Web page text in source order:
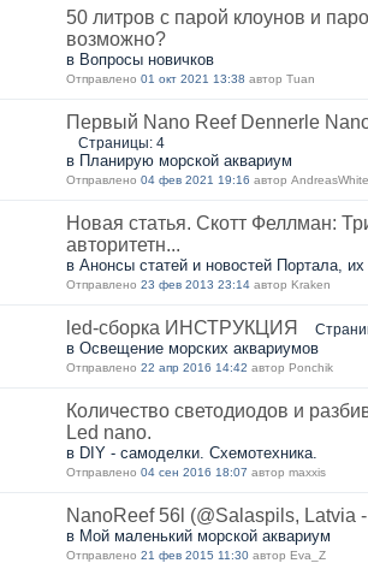
50 литров с парой клоунов и
возможно?
в Вопросы новичков
Отправлено 01 окт 2021 13:38 автор Tuan
Первый Nano Reef Dennerle
Страницы: 4
в Планирую морской аквариум
Отправлено 04 фев 2021 19:16 автор AndreasWhite
Новая статья. Скотт Феллман:
авторитетн...
в Анонсы статей и новостей Портала,
Отправлено 23 фев 2013 23:14 автор Kraken
led-сборка ИНСТРУКЦИЯ
в Освещение морских аквариумов
Отправлено 22 апр 2016 14:42 автор Ponchik
Количество светодиодов и
Led nano.
в DIY - самоделки. Схемотехника.
Отправлено 04 сен 2016 18:07 автор maxxis
NanoReef 56l (@Salaspils, Latvia
в Мой маленький морской аквариум
Отправлено 21 фев 2015 11:30 автор Eva_Z